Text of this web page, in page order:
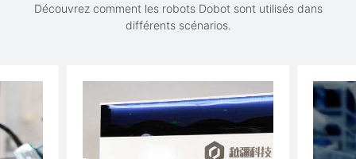
Découvrez comment les robots Dobot sont utilisés dans
différents scénarios.